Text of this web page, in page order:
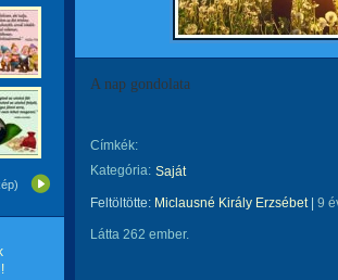
A nap gondolata
Címkék:
Kategória: Saját
Feltöltötte: Miclausné Király Erzsébet| 9
Látta 262 ember.